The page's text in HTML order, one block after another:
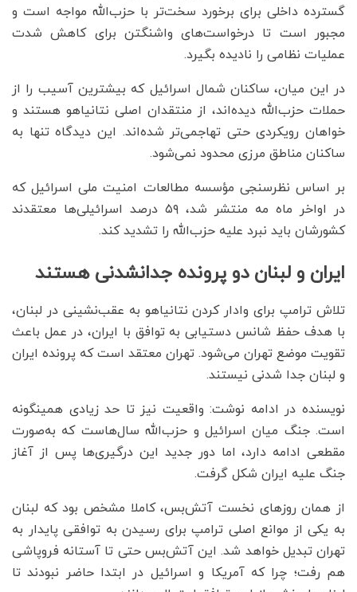
گسترده داخلی برای برخورد سخت‌تر با حزب‌الله مواجه است و
مجبور است تا درخواست‌های واشنگتن برای کاهش شدت
عملیات نظامی را نادیده بگیرد.
در این میان، ساکنان شمال اسرائیل که بیشترین آسیب را از
حملات حزب‌الله دیده‌اند، از منتقدان اصلی نتانیاهو هستند و
خواهان رویکردی حتی تهاجمی‌تر شده‌اند. این دیدگاه تنها به
ساکنان مناطق مرزی محدود نمی‌شود.
بر اساس نظرسنجی مؤسسه مطالعات امنیت ملی اسرائیل که
در اواخر ماه مه منتشر شد، ۵۹ درصد اسرائیلی‌ها معتقدند
کشورشان باید نبرد علیه حزب‌الله را تشدید کند.
ایران و لبنان دو پرونده جدانشدنی هستند
تلاش ترامپ برای وادار کردن نتانیاهو به عقب‌نشینی در لبنان،
با هدف حفظ شانس دستیابی به توافق با ایران، در عمل باعث
تقویت موضع تهران می‌شود. تهران معتقد است که پرونده ایران
و لبنان جدا شدنی نیستند.
نویسنده در ادامه نوشت: واقعیت نیز تا حد زیادی همینگونه
است. جنگ میان اسرائیل و حزب‌الله سال‌هاست که به‌صورت
مقطعی ادامه دارد، اما دور جدید این درگیری‌ها پس از آغاز
جنگ علیه ایران شکل گرفت.
از همان روزهای نخست آتش‌بس، کاملا مشخص بود که لبنان
به یکی از موانع اصلی ترامپ برای رسیدن به توافقی پایدار به
تهران تبدیل خواهد شد. این آتش‌بس حتی تا آستانه فروپاشی
هم رفت؛ چرا که آمریکا و اسرائیل در ابتدا حاضر نبودند تا